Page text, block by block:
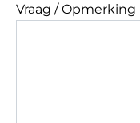
Vraag / Opmerking